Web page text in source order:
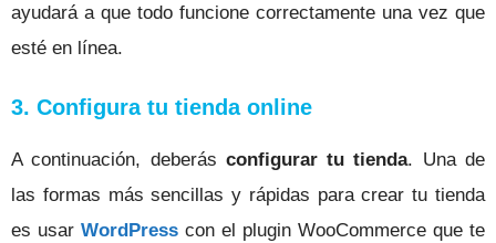
ayudará a que todo funcione correctamente una vez que
esté en línea.
3. Configura tu tienda online
A continuación, deberás configurar tu tienda. Una de
las formas más sencillas y rápidas para crear tu tienda
es usar WordPress con el plugin WooCommerce que te